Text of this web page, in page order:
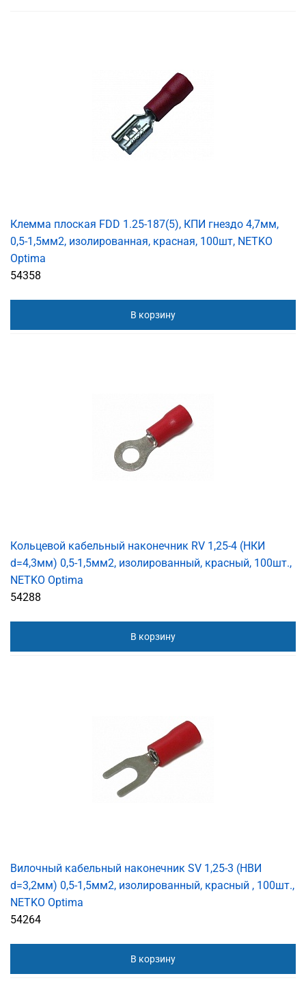
Клемма плоская FDD 1.25-187(5), КПИ гнездо 4,7мм,
0,5-1,5мм2, изолированная, красная, 100шт, NETKO
Optima
54358
В корзину
Кольцевой кабельный наконечник RV 1,25-4 (НКИ
d=4,3мм) 0,5-1,5мм2, изолированный, красный, 100шт.,
NETKO Optima
54288
В корзину
Вилочный кабельный наконечник SV 1,25-3 (НВИ
d=3,2мм) 0,5-1,5мм2, изолированный, красный , 100шт.,
NETKO Optima
54264
В корзину